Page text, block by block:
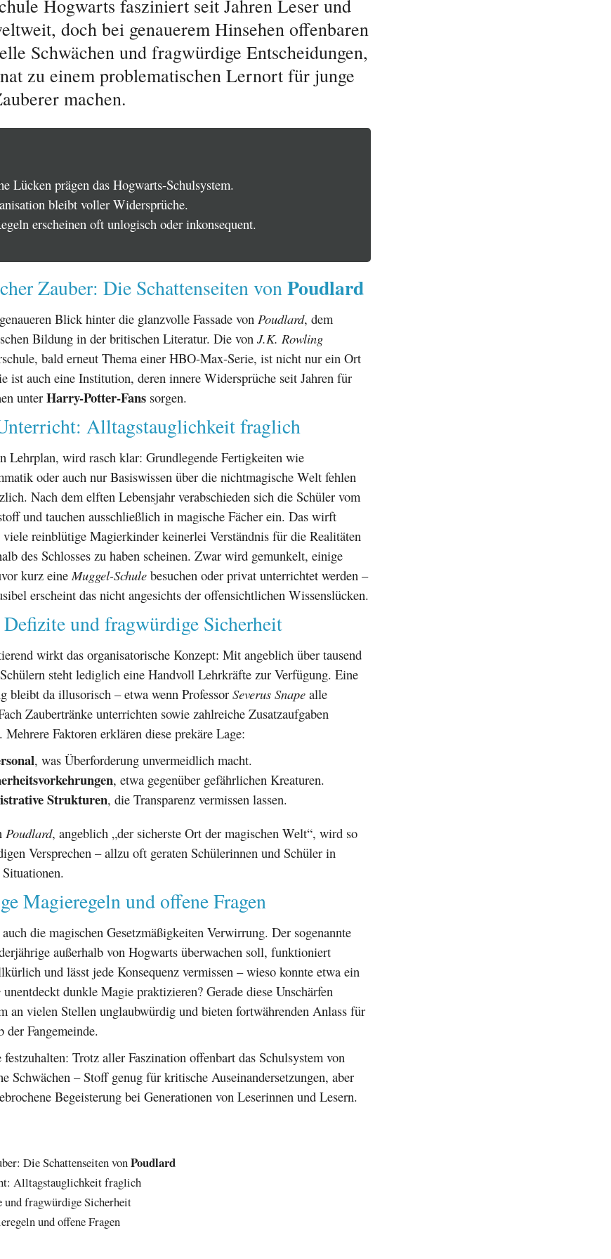
Hogwarts fasziniert seit Jahren Leser und
doch bei genauerem Hinsehen offenbaren
Schwächen und fragwürdige Entscheidungen,
zu einem problematischen Lernort für junge
machen.
Lücken prägen das Hogwarts-Schulsystem.
bleibt voller Widersprüche.
erscheinen oft unlogisch oder inkonsequent.
Zauber: Die Schattenseiten vonPoudlard
Blick hinter die glanzvolle Fassade von Poudlard, dem
Bildung in der britischen Literatur. Die vonJ.K. Rowling
bald erneut Thema einer HBO-Max-Serie, ist nicht nur ein Ort
ist auch eine Institution, deren innere Widersprüche seit Jahren für
unterHarry-Potter-Fans sorgen.
Alltagstauglichkeit fraglich
Lehrplan, wird rasch klar: Grundlegende Fertigkeiten wie
oder auch nur Basiswissen über die nichtmagische Welt fehlen
Nach dem elften Lebensjahr verabschieden sich die Schüler vom
und tauchen ausschließlich in magische Fächer ein. Das wirft
reinblütige Magierkinder keinerlei Verständnis für die Realitäten
des Schlosses zu haben scheinen. Zwar wird gemunkelt, einige
kurz eineMuggel-Schule besuchen oder privat unterrichtet werden –
erscheint das nicht angesichts der offensichtlichen Wissenslücken.
und fragwürdige Sicherheit
wirkt das organisatorische Konzept: Mit angeblich über tausend
steht lediglich eine Handvoll Lehrkräfte zur Verfügung. Eine
bleibt da illusorisch – etwa wenn Professor Severus Snape alle
Zaubertränke unterrichten sowie zahlreiche Zusatzaufgaben
Mehrere Faktoren erklären diese prekäre Lage:
, was Überforderung unvermeidlich macht.
, etwa gegenüber gefährlichen Kreaturen.
Strukturen, die Transparenz vermissen lassen.
Poudlard, angeblich „der sicherste Ort der magischen Welt“, wird so
Versprechen – allzu oft geraten Schülerinnen und Schüler in
Magieregeln und offene Fragen
die magischen Gesetzmäßigkeiten Verwirrung. Der sogenannte
außerhalb von Hogwarts überwachen soll, funktioniert
und lässt jede Konsequenz vermissen – wieso konnte etwa ein
unentdeckt dunkle Magie praktizieren? Gerade diese Unschärfen
an vielen Stellen unglaubwürdig und bieten fortwährenden Anlass für
der Fangemeinde.
Trotz aller Faszination offenbart das Schulsystem von
Schwächen – Stoff genug für kritische Auseinandersetzungen, aber
Begeisterung bei Generationen von Leserinnen und Lesern.
Die Schattenseiten vonPoudlard
Alltagstauglichkeit fraglich
fragwürdige Sicherheit
und offene Fragen